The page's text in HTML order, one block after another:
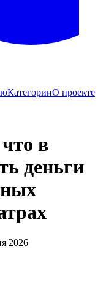
КатегорииО проекте
в
деньги
2026